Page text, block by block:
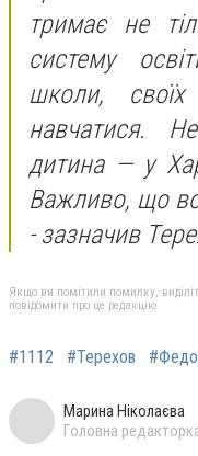
тримає не
систему
школи, своїх
навчатися.
дитина — у
Важливо, що
- зазначив
Якщо ви помітили помилку,
повідомити про це редакцію
#1112 #Терехов
Марина Ніколаєва
Головна